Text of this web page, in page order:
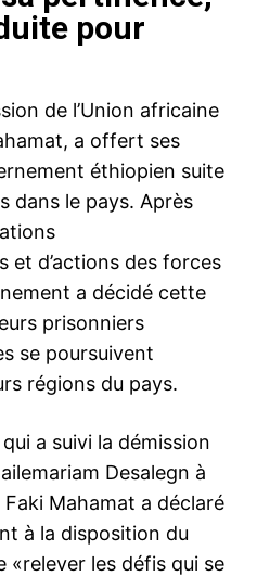
pour
de l’Union africaine
a offert ses
éthiopien suite
dans le pays. Après
et d’actions des forces
a décidé cette
prisonniers
se poursuivent
régions du pays.
a suivi la démission
Desalegn à
Mahamat a déclaré
à la disposition du
«relever les défis qui se